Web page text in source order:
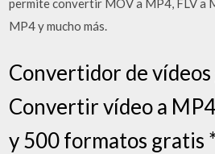
permite convertir MOV a MP4, FLV a
MP4 y mucho más.
Convertidor de
Convertir vídeo a
y 500 formatos gratis